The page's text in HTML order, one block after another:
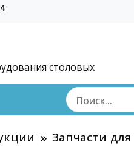
столовых
Запчасти